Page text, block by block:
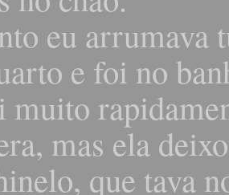
eu arrumava
e foi no
muito
mas ela
que tava